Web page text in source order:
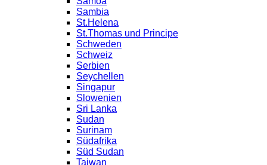
Sambia
St.Helena
St.Thomas und Principe
Schweden
Schweiz
Serbien
Seychellen
Singapur
Slowenien
Sri Lanka
Sudan
Surinam
Südafrika
Süd Sudan
Taiwan